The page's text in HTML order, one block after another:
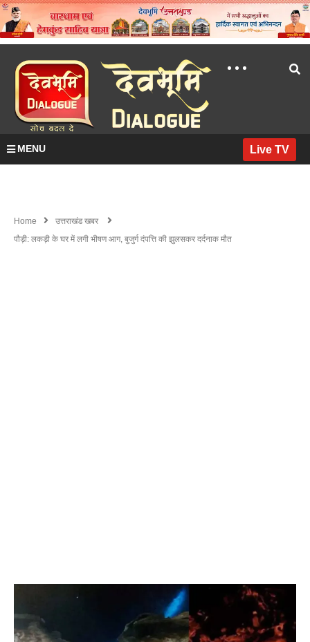
MENU Live TV
Home
उत्तराखंड खबर
पौड़ी: लकड़ी के घर में लगी भीषण आग, बुजुर्ग दंपत्ति की झुलसकर दर्दनाक मौत